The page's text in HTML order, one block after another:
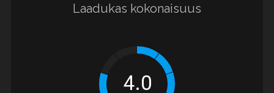
Laadukas kokonaisuus